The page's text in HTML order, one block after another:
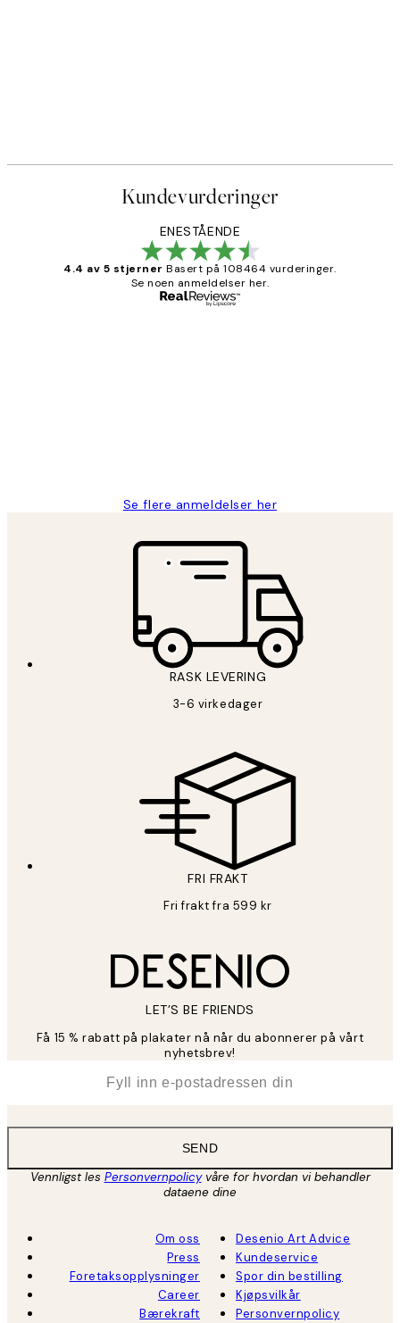
Kundevurderinger
ENESTÅENDE
4.4 av 5 stjerner Basert på 108464 vurderinger.
Se noen anmeldelser her.
Se flere anmeldelser her
RASK LEVERING
3-6 virkedager
FRI FRAKT
Fri frakt fra 599 kr
LET’S BE FRIENDS
Få 15 % rabatt på plakater nå når du abonnerer på vårt
nyhetsbrev!
SEND
Vennligst les Personvernpolicyvåre for hvordan vi behandler
dataene dine
Om oss
Press
Foretaksopplysninger
Career
Bærekraft
Desenio Art Advice
Kundeservice
Spor din bestilling
Kjøpsvilkår
Personvernpolicy